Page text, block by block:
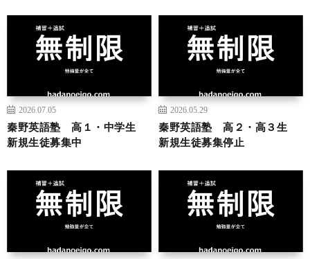
2026.07.05
秦野英語塾 高１・中学生
新規生徒募集中
2026.05.29
秦野英語塾 高２・高３生
新規生徒募集停止